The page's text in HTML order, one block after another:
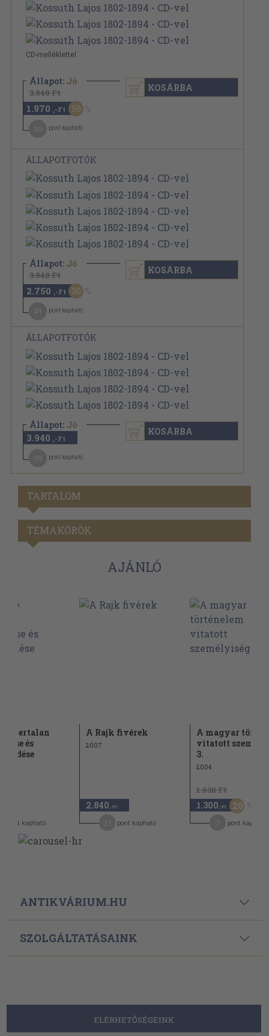
CD-melléklettel.
Állapot: Jó
3.940 Ft
1.970 ,-Ft 50
pont kapható
KOSÁRBA
ÁLLAPOTFOTÓK
Állapot: Jó
3.940 Ft
2.750 ,-Ft 30
pont kapható
KOSÁRBA
ÁLLAPOTFOTÓK
Állapot: Jó
3.940 ,-Ft
pont kapható
KOSÁRBA
TARTALOM
TÉMAKÖRÖK
AJÁNLÓ
Bertalan
és
pont kapható
A Rajk fivérek
2007
2.840 ,-Ft
pont kapható
A magyar
vitatott
3.
2004
1.630 Ft
1.300 ,-Ft 20
pont kapható
ANTIKVÁRIUM.HU
SZOLGÁLTATÁSAINK
ELÉRHETŐSÉGEINK